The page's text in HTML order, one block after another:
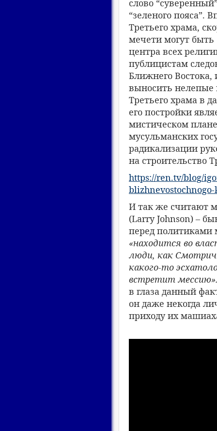
слово
“зеленого пояса”.
Третьего храма,
мечети могут быть
центра всех
публицистам
Ближнего Востока,
выносить нелепые
Третьего храма в
его постройки
мистическом
мусульманских
радикализации
на строительство
https://ren.tv/blog/
И так же считают
(Larry Johnson) –
перед политиками
«находится во
люди, как Смотрич
какого-то
встретит мессию»
в глаза данный
он даже некогда
приходу их